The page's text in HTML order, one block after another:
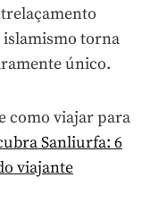
torna
único.
como viajar para
Sanliurfa: 6
viajante